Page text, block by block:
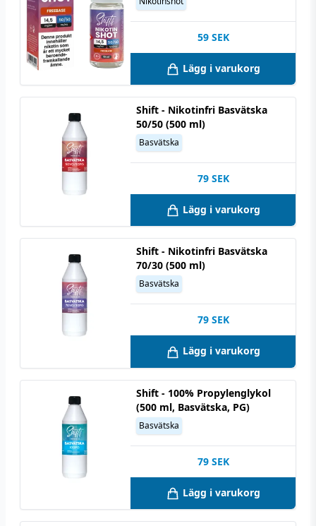
59 SEK
Lägg i varukorg
Shift - Nikotinfri Basvätska
50/50 (500 ml)
Basvätska
79 SEK
Lägg i varukorg
Shift - Nikotinfri Basvätska
70/30 (500 ml)
Basvätska
79 SEK
Lägg i varukorg
Shift - 100% Propylenglykol
(500 ml, Basvätska, PG)
Basvätska
79 SEK
Lägg i varukorg